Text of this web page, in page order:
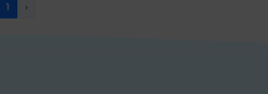
‹
1